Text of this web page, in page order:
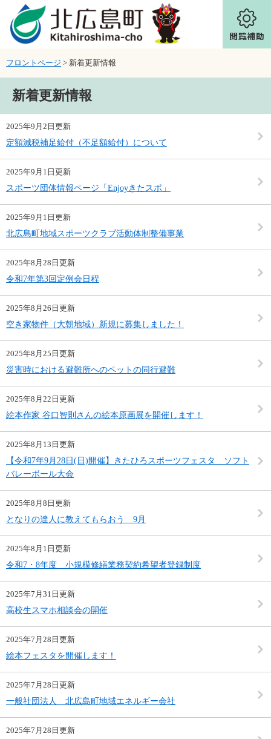
ページの先頭です。
メニューを飛ばして本文へ
フロントページ > 新着更新情報
新着更新情報
2025年9月2日更新
定額減税補足給付（不足額給付）について
2025年9月1日更新
スポーツ団体情報ページ「Enjoyきたスポ」
2025年9月1日更新
北広島町地域スポーツクラブ活動体制整備事業
2025年8月28日更新
令和7年第3回定例会日程
2025年8月26日更新
空き家物件（大朝地域）新規に募集しました！
2025年8月25日更新
災害時における避難所へのペットの同行避難
2025年8月22日更新
絵本作家 谷口智則さんの絵本原画展を開催します！
2025年8月13日更新
【令和7年9月28日(日)開催】きたひろスポーツフェスタ ソフト
バレーボール大会
2025年8月8日更新
となりの達人に教えてもらおう 9月
2025年8月1日更新
令和7・8年度 小規模修繕業務契約希望者登録制度
2025年7月31日更新
高校生スマホ相談会の開催
2025年7月28日更新
絵本フェスタを開催します！
2025年7月28日更新
一般社団法人 北広島町地域エネルギー会社
2025年7月28日更新